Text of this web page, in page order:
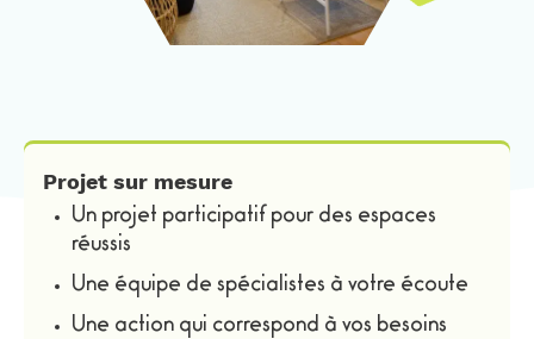
Projet sur mesure
Un projet participatif pour des espaces
réussis
Une équipe de spécialistes à votre écoute
Une action qui correspond à vos besoins